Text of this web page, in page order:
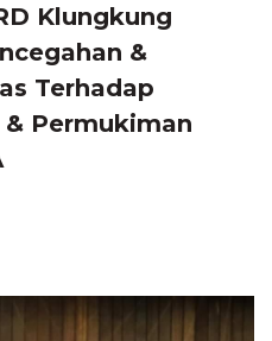
Klungkung
&
Terhadap
Permukiman